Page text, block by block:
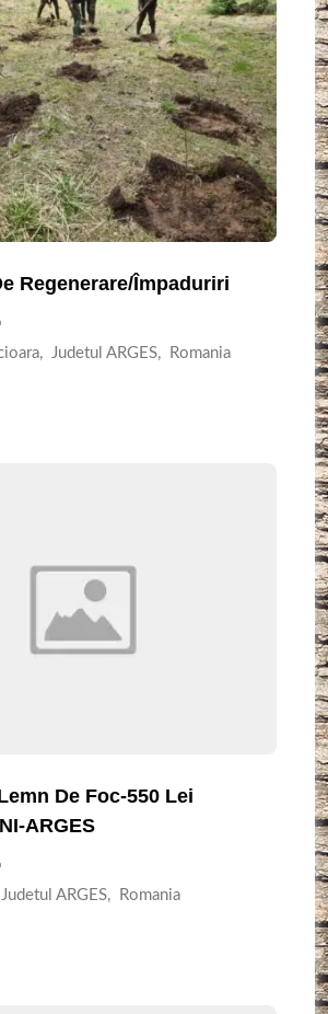
Regenerare/împaduriri
, Judetul ARGES, Romania
De Foc-550 Lei
ARGES
Judetul ARGES, Romania